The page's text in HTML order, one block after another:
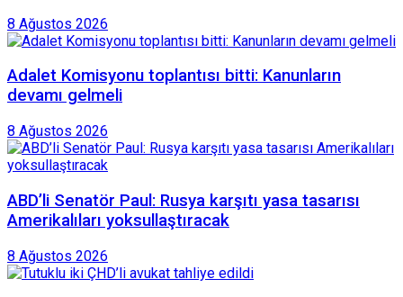
8 Ağustos 2026
Adalet Komisyonu toplantısı bitti: Kanunların
devamı gelmeli
8 Ağustos 2026
ABD’li Senatör Paul: Rusya karşıtı yasa tasarısı
Amerikalıları yoksullaştıracak
8 Ağustos 2026